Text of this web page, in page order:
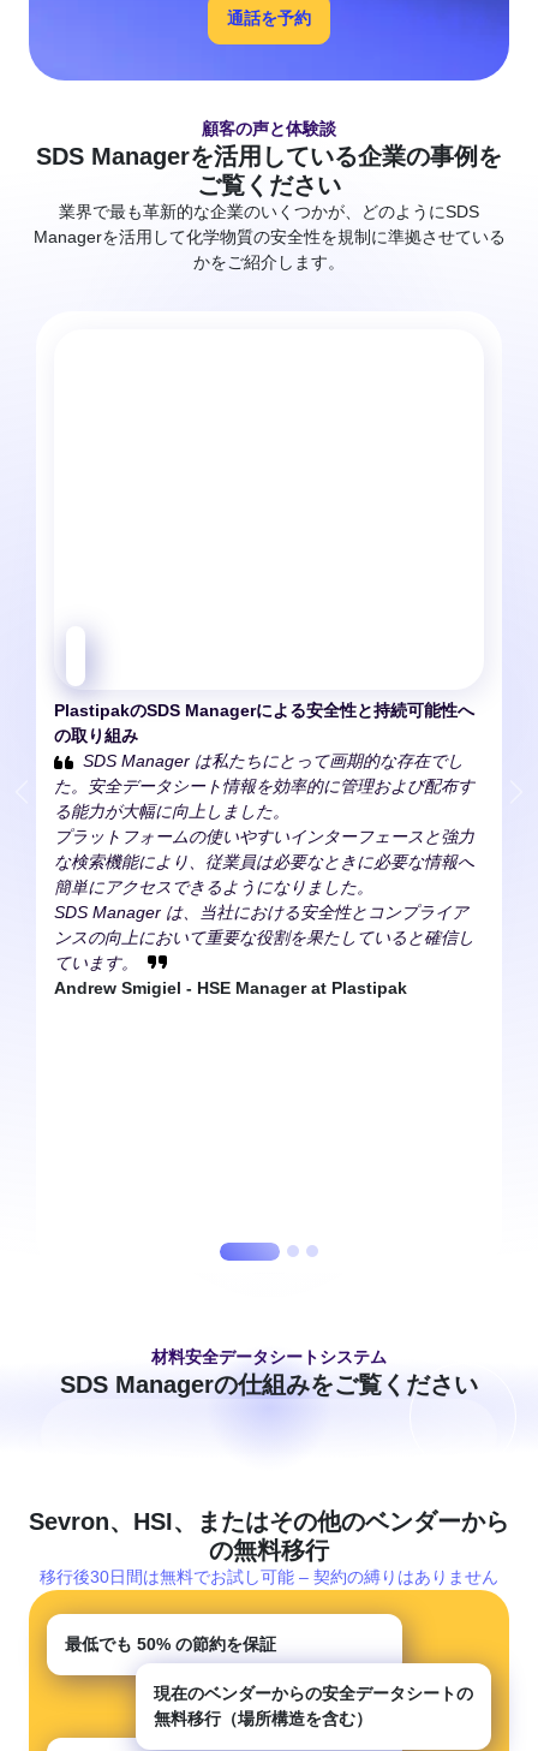
通話を予約
顧客の声と体験談
SDS Managerを活用している企業の事例を
ご覧ください
業界で最も革新的な企業のいくつかが、どのようにSDS
Managerを活用して化学物質の安全性を規制に準拠させている
かをご紹介します。
PlastipakのSDS Managerによる安全性と持続可能性へ
の取り組み
SDS Manager は私たちにとって画期的な存在でし
た。安全データシート情報を効率的に管理および配布す
る能力が大幅に向上しました。
プラットフォームの使いやすいインターフェースと強力
な検索機能により、従業員は必要なときに必要な情報へ
簡単にアクセスできるようになりました。
SDS Manager は、当社における安全性とコンプライア
ンスの向上において重要な役割を果たしていると確信し
ています。
Andrew Smigiel - HSE Manager at Plastipak
材料安全データシートシステム
SDS Managerの仕組みをご覧ください
Sevron、HSI、またはその他のベンダーから
の無料移行
移行後30日間は無料でお試し可能 – 契約の縛りはありません
最低でも 50% の節約を保証
現在のベンダーからの安全データシートの
無料移行（場所構造を含む）